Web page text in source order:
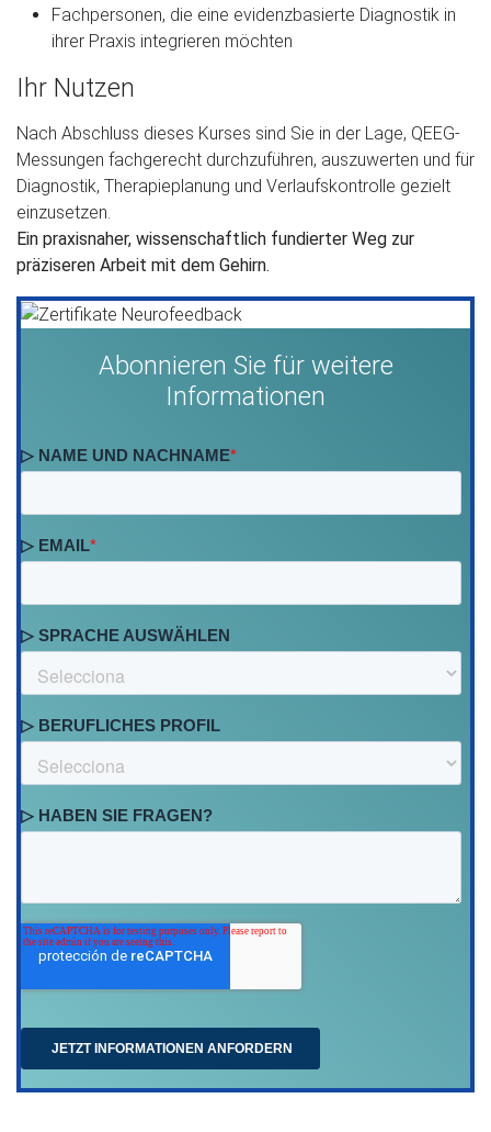
Fachpersonen, die eine evidenzbasierte Diagnostik in
ihrer Praxis integrieren möchten
Ihr Nutzen
Nach Abschluss dieses Kurses sind Sie in der Lage, QEEG-
Messungen fachgerecht durchzuführen, auszuwerten und für
Diagnostik, Therapieplanung und Verlaufskontrolle gezielt
einzusetzen.
Ein praxisnaher, wissenschaftlich fundierter Weg zur
präziseren Arbeit mit dem Gehirn.
Abonnieren Sie für weitere
Informationen